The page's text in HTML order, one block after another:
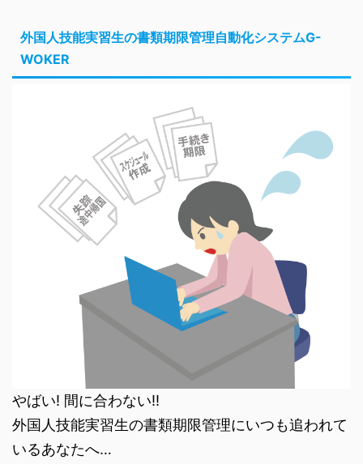
外国人技能実習生の書類期限管理自動化システムG-
WOKER
やばい! 間に合わない!!
外国人技能実習生の書類期限管理にいつも追われて
いるあなたへ…